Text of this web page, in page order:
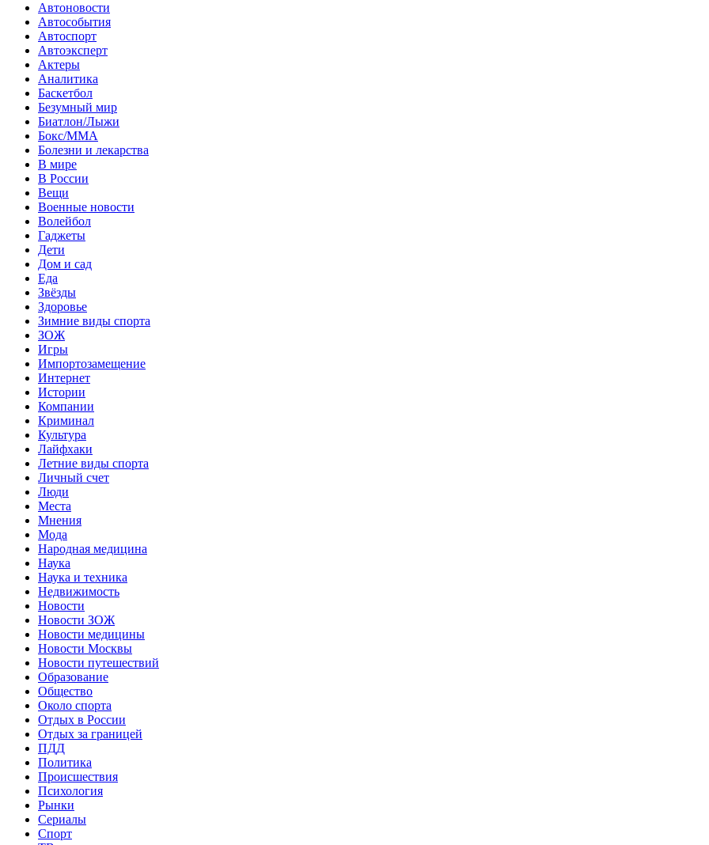
Автоновости
Автособытия
Автоспорт
Автоэксперт
Актеры
Аналитика
Баскетбол
Безумный мир
Биатлон/Лыжи
Бокс/MMA
Болезни и лекарства
В мире
В России
Вещи
Военные новости
Волейбол
Гаджеты
Дети
Дом и сад
Еда
Звёзды
Здоровье
Зимние виды спорта
ЗОЖ
Игры
Импортозамещение
Интернет
Истории
Компании
Криминал
Культура
Лайфхаки
Летние виды спорта
Личный счет
Люди
Места
Мнения
Мода
Народная медицина
Наука
Наука и техника
Недвижимость
Новости
Новости ЗОЖ
Новости медицины
Новости Москвы
Новости путешествий
Образование
Общество
Около спорта
Отдых в России
Отдых за границей
ПДД
Политика
Происшествия
Психология
Рынки
Сериалы
Спорт